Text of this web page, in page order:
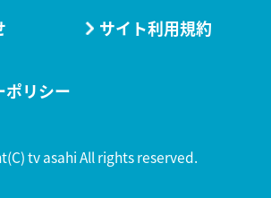
サイト利用規約
ポリシー
tv asahi All rights reserved.